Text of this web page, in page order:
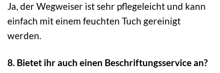
Ja, der Wegweiser ist sehr pflegeleicht und kann
einfach mit einem feuchten Tuch gereinigt
werden.
8. Bietet ihr auch einen Beschriftungsservice an?